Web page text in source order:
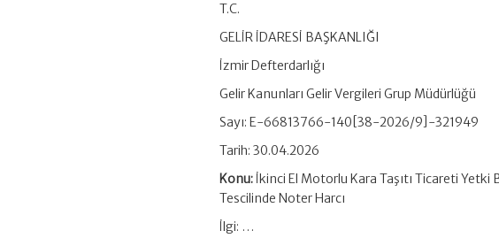
T.C.
GELİR İDARESİ BAŞKANLIĞI
İzmir Defterdarlığı
Gelir Kanunları Gelir Vergileri Grup Müdürlüğü
Sayı: E-66813766-140[38-2026/9]-321949
Tarih: 30.04.2026
Konu: İkinci El Motorlu Kara Taşıtı Ticareti
Tescilinde Noter Harcı
İlgi: …